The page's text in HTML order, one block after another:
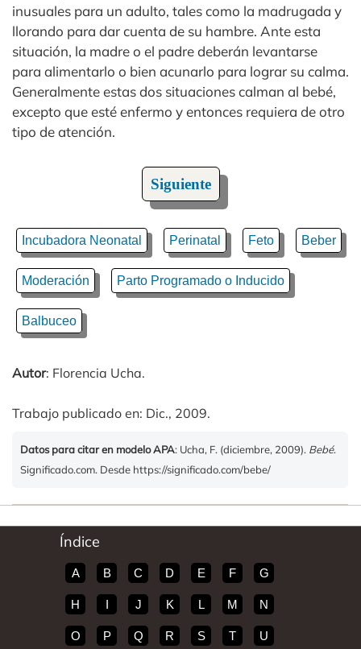
inusuales para un adulto, tales como la madrugada y
llorando para dar cuenta de su hambre. Ante esta
situación, la madre o el padre deberán levantarse
para alimentarlo o bien acunarlo para lograr su calma.
Generalmente estas dos situaciones calman al bebé,
excepto que esté enfermo y entonces requiera de otro
tipo de atención.
Siguiente
Incubadora Neonatal Perinatal Feto Beber
Moderación Parto Programado o Inducido
Balbuceo
Autor: Florencia Ucha.
Trabajo publicado en: Dic., 2009.
Datos para citar en modelo APA: Ucha, F. (diciembre, 2009). Bebé.
Significado.com. Desde https://significado.com/bebe/
Índice
A B C D E F G
H I J K L M N
O P Q R S T U